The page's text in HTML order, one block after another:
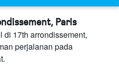
Paris
17th arrondissement,
perjalanan pada